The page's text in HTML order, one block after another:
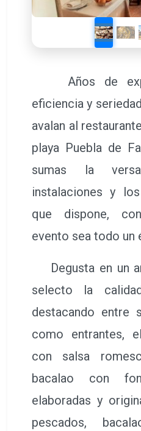
Años de
eficiencia y
avalan al
playa Puebla de
sumas la
instalaciones y
que dispone,
evento sea todo un
Degusta en un
selecto la
destacando entre
como entrantes,
con salsa
bacalao con
elaboradas y
pescados,